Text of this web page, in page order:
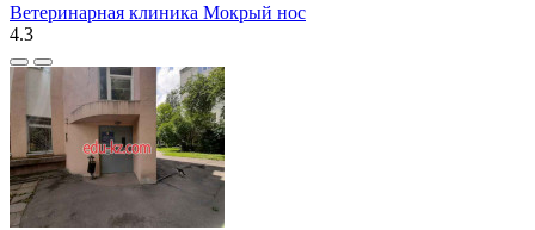
Ветеринарная клиника Мокрый нос
4.3